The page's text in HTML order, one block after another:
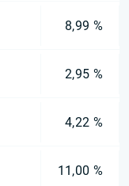
8,99 %
2,95 %
4,22 %
11,00 %